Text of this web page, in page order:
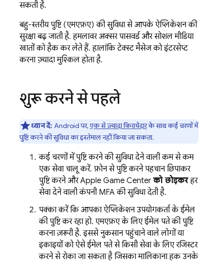
सकती है.
बहु-स्तरीय पुष्टि (एमएफ़ए) की सुविधा से, आपके ऐप्लिकेशन की
सुरक्षा बढ़ जाती है. हमलावर अक्सर पासवर्ड और सोशल मीडिया
खातों को हैक कर लेते हैं. हालांकि, टेक्स्ट मैसेज को इंटरसेप्ट
करना ज़्यादा मुश्किल होता है.
शुरू करने से पहले
ध्यान दें: Android पर,एक से ज़्यादा किरायेदारके साथ कई चरणों में
पुष्टि करने की सुविधा का इस्तेमाल नहीं किया जा सकता.
कई चरणों में पुष्टि करने की सुविधा देने वाली कम से कम
एक सेवा चालू करें. फ़ोन से पुष्टि करने, पहचान छिपाकर
पुष्टि करने, और Apple Game Centerको छोड़कर, हर
सेवा देने वाली कंपनी MFA की सुविधा देती है.
पक्का करें कि आपका ऐप्लिकेशन, उपयोगकर्ता के ईमेल
की पुष्टि कर रहा हो. एमएफ़ए के लिए, ईमेल पते की पुष्टि
करना ज़रूरी है. इससे नुकसान पहुंचाने वाले लोगों या
इकाइयों को, ऐसे ईमेल पते से किसी सेवा के लिए रजिस्टर
करने से रोका जा सकता है जिसका मालिकाना हक उनके